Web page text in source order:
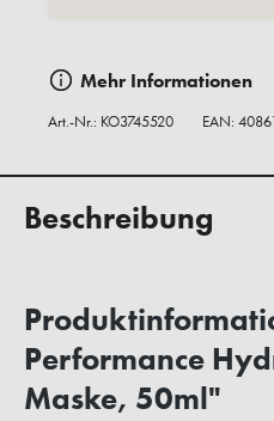
Mehr Informationen
Art.-Nr.: KO3745520 EAN:
Beschreibung
Performance
Maske, 50ml"